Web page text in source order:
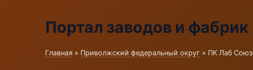
Портал заводов и фабрик
Главная » Приволжский федеральный округ » ПК Лаб Союз